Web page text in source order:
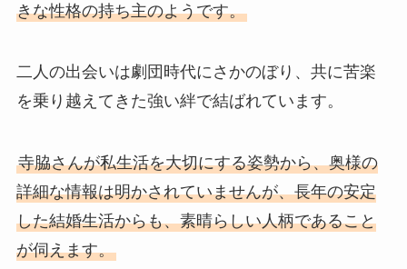
きな性格の持ち主のようです。
二人の出会いは劇団時代にさかのぼり、共に苦楽
を乗り越えてきた強い絆で結ばれています。
寺脇さんが私生活を大切にする姿勢から、奥様の
詳細な情報は明かされていませんが、長年の安定
した結婚生活からも、素晴らしい人柄であること
が伺えます。